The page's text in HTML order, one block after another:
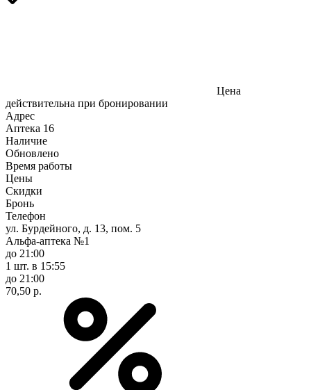
Цена
действительна при бронировании
Адрес
Аптека 16
Наличие
Обновлено
Время работы
Цены
Скидки
Бронь
Телефон
ул. Бурдейного, д. 13, пом. 5
Альфа-аптека №1
до 21:00
1 шт. в 15:55
до 21:00
70,50 р.